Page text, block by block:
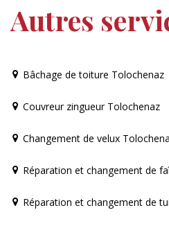
Autres
Bâchage de toiture Tolochenaz
Couvreur zingueur Tolochenaz
Changement de velux
Réparation et changement de
Réparation et changement de